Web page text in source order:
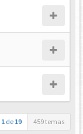
1 de 19 459 temas